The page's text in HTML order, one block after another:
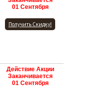
01 Сентября
Получить Скидку!
Действие Акции
Заканчивается
01 Сентября